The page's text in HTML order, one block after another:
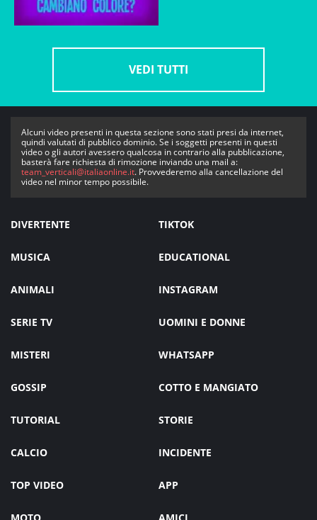
VEDI TUTTI
Alcuni video presenti in questa sezione sono stati presi da internet,
quindi valutati di pubblico dominio. Se i soggetti presenti in questi
video o gli autori avessero qualcosa in contrario alla pubblicazione,
basterà fare richiesta di rimozione inviando una mail a:
team_verticali@italiaonline.it. Provvederemo alla cancellazione del
video nel minor tempo possibile.
DIVERTENTE TIKTOK
MUSICA EDUCATIONAL
ANIMALI INSTAGRAM
SERIE TV UOMINI E DONNE
MISTERI WHATSAPP
GOSSIP COTTO E MANGIATO
TUTORIAL STORIE
CALCIO INCIDENTE
TOP VIDEO APP